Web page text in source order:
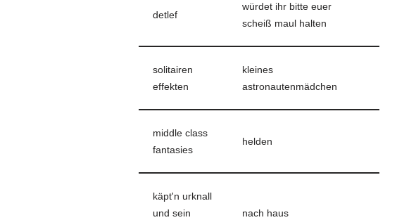
detlef
würdet ihr bitte euer
scheiß maul halten
solitairen
effekten
kleines
astronautenmädchen
middle class
fantasies
helden
käpt'n urknall
und sein
nach haus